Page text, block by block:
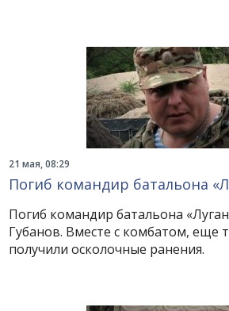
21 мая, 08:29
Погиб командир батальона
Погиб командир батальона
Губанов. Вместе с комбатом, еще
получили осколочные ранения.